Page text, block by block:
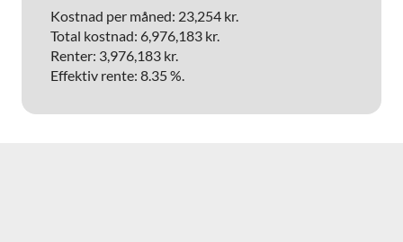
Kostnad per måned: 23,254 kr.
Total kostnad: 6,976,183 kr.
Renter: 3,976,183 kr.
Effektiv rente: 8.35 %.